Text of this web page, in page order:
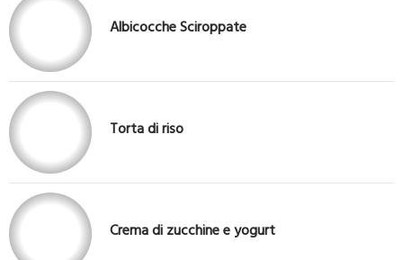
Albicocche Sciroppate
Torta di riso
Crema di zucchine e yogurt